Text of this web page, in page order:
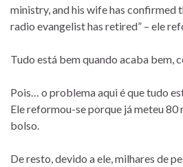
ministry, and his wife has confirmed
radio evangelist has retired” – ele
Tudo está bem quando acaba bem,
Pois… o problema aqui é que tudo
Ele reformou-se porque já meteu 80
bolso.
De resto, devido a ele, milhares de